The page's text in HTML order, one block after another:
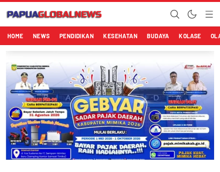
HOME NEWS PENDIDIKAN KESEHATAN BUDAYA KOLASE